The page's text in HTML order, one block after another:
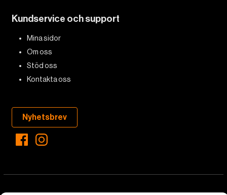
Kundservice och support
Mina sidor
Om oss
Stöd oss
Kontakta oss
Nyhetsbrev